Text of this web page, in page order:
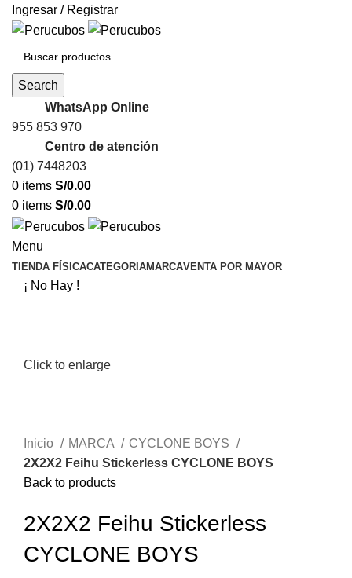
Ingresar / Registrar
Search
WhatsApp Online
955 853 970
Centro de atención
(01) 7448203
0 items S/0.00
0 items S/0.00
Menu
TIENDA FÍSICACATEGORIAMARCAVENTA POR MAYOR
¡ No Hay !
Click to enlarge
Inicio MARCA
CYCLONE BOYS
2X2X2 Feihu Stickerless CYCLONE BOYS
Back to products
2X2X2 Feihu Stickerless
CYCLONE BOYS